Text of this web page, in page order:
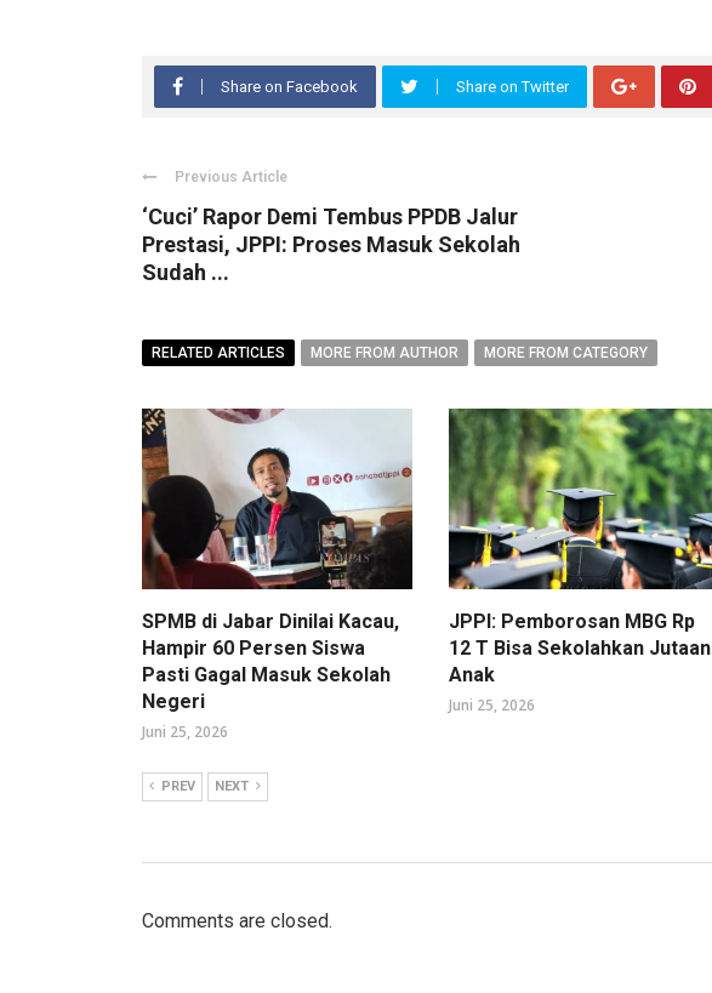
Share on Facebook Share on Twitter
Previous Article
‘Cuci’ Rapor Demi Tembus PPDB Jalur
Prestasi, JPPI: Proses Masuk Sekolah
Sudah ...
RELATED ARTICLES MORE FROM AUTHOR MORE FROM CATEGORY
SPMB di Jabar Dinilai Kacau,
Hampir 60 Persen Siswa
Pasti Gagal Masuk Sekolah
Negeri
Juni 25, 2026
JPPI: Pemborosan MBG Rp
12 T Bisa Sekolahkan Jutaan
Anak
Juni 25, 2026
PREV NEXT
Comments are closed.